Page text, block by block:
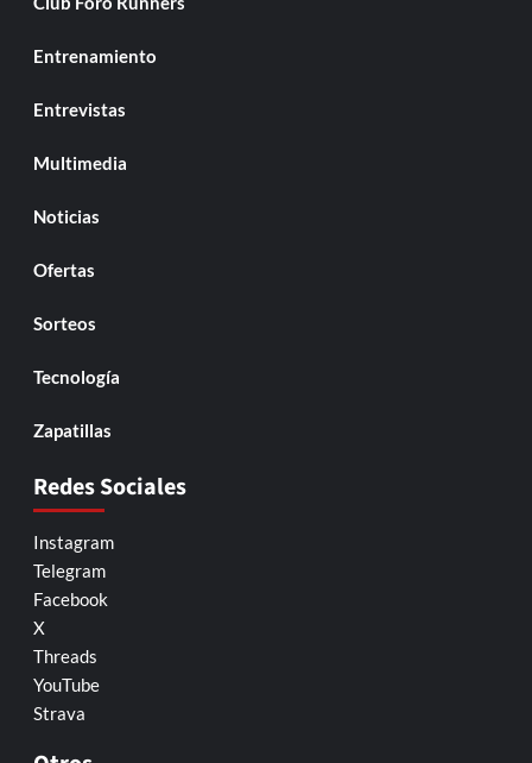
Entrenamiento
Entrevistas
Multimedia
Noticias
Ofertas
Sorteos
Tecnología
Zapatillas
Redes Sociales
Instagram
Telegram
Facebook
X
Threads
YouTube
Strava